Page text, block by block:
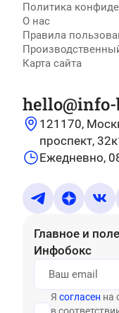
Политика
О нас
Правила
Карта сайта
121170,
проспект,
Ежедневно,
Главное и
Инфобокс
Я согласен на